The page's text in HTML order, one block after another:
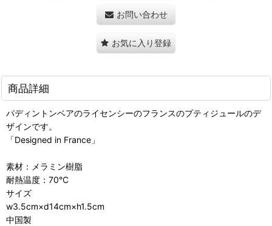
お問い合わせ
お気に入り登録
商品詳細
パディントンベアのライセンシーのフランスのプティジュールのデ
ザインです。
「Designed in France」
素材：メラミン樹脂
耐熱温度：70°C
サイズ
w3.5cm×d14cm×h1.5cm
中国製